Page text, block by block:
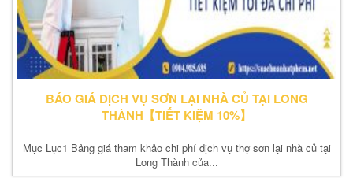
BÁO GIÁ DỊCH VỤ SƠN LẠI NHÀ CỦ TẠI LONG
THÀNH【TIẾT KIỆM 10%】
Mục Lục1 Bảng giá tham khảo chi phí dịch vụ thợ sơn lại nhà củ tại
Long Thành của...